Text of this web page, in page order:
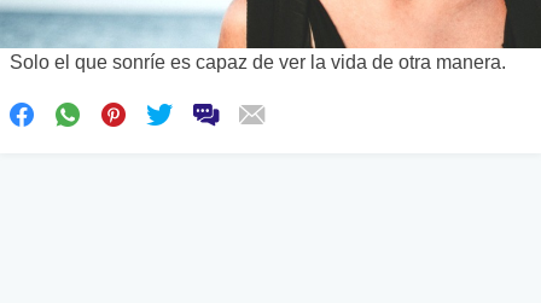
Solo el que sonríe es capaz de ver la vida de otra manera.